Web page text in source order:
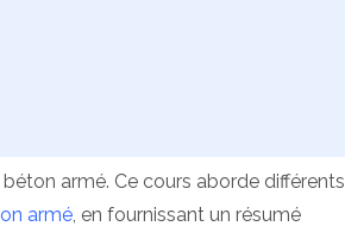
armé. Ce cours aborde différents
armé, en fournissant un résumé